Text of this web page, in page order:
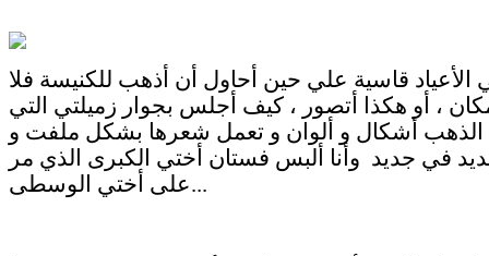
الأعياد قاسية علي حين أحاول أن أذهب للكنيسة فلا
، أو هكذا أتصور ، كيف أجلس بجوار زميلتي التي
أشكال و ألوان و تعمل شعرها بشكل ملفت و
في جديد وأنا ألبس فستان أختي الكبرى الذي مر
على أختي الوسطى...